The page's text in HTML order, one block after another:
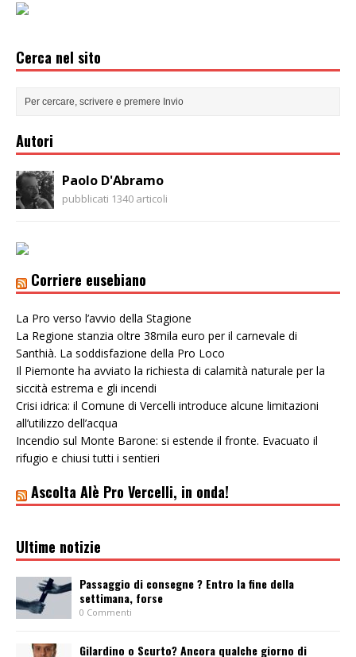
Cerca nel sito
Autori
Paolo D'Abramo
pubblicati 1340 articoli
Corriere eusebiano
La Pro verso l’avvio della Stagione
La Regione stanzia oltre 38mila euro per il carnevale di
Santhià. La soddisfazione della Pro Loco
Il Piemonte ha avviato la richiesta di calamità naturale per la
siccità estrema e gli incendi
Crisi idrica: il Comune di Vercelli introduce alcune limitazioni
all’utilizzo dell’acqua
Incendio sul Monte Barone: si estende il fronte. Evacuato il
rifugio e chiusi tutti i sentieri
Ascolta Alè Pro Vercelli, in onda!
Ultime notizie
Passaggio di consegne ? Entro la fine della
settimana, forse
0 Commenti
Gilardino o Scurto? Ancora qualche giorno di